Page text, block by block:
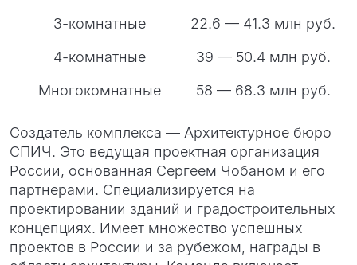
3-комнатные
22.6 — 41.3 млн руб.
4-комнатные
39 — 50.4 млн руб.
Многокомнатные
58 — 68.3 млн руб.
Создатель комплекса — Архитектурное бюро
СПИЧ. Это ведущая проектная организация
России, основанная Сергеем Чобаном и его
партнерами. Специализируется на
проектировании зданий и градостроительных
концепциях. Имеет множество успешных
проектов в России и за рубежом, награды в